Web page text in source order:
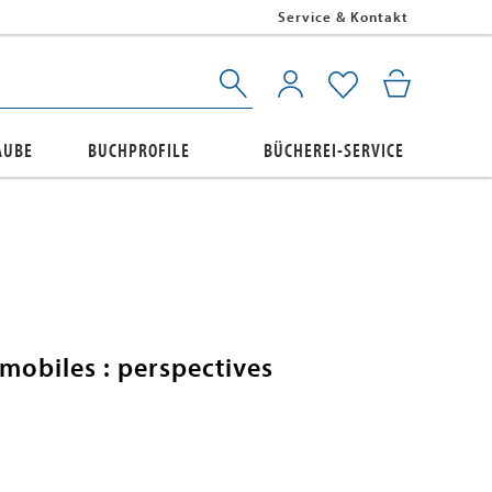
Service & Kontakt
BUCHPROFILE BÜCHEREI-SERVICE
: perspectives